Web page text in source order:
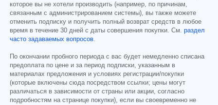
которое вы не хотели производить (например, по причинам,
связанным с администрированием системы), вы также можете
отменить подписку и получить полный возврат средств в любое
время в течение 30 дней с даты совершения покупки. См. раздел
часто задаваемых вопросов.
По окончании пробного периода с вас будет немедленно списана
предоплата по цене и за период подписки, указанным в
материалах предложения и условиях регистрации/покупки
(которые включены сюда посредством ссылки; цены могут
различаться в зависимости от страны или акции, согласно
подробностям на странице покупки), если вы своевременно не